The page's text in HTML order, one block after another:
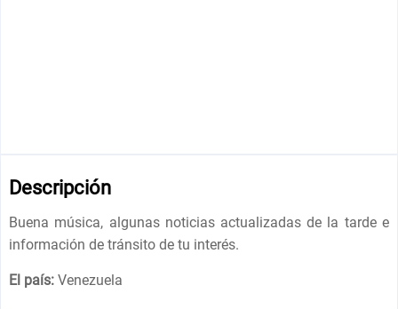
Descripción
Buena música, algunas noticias actualizadas de la tarde e
información de tránsito de tu interés.
El país: Venezuela